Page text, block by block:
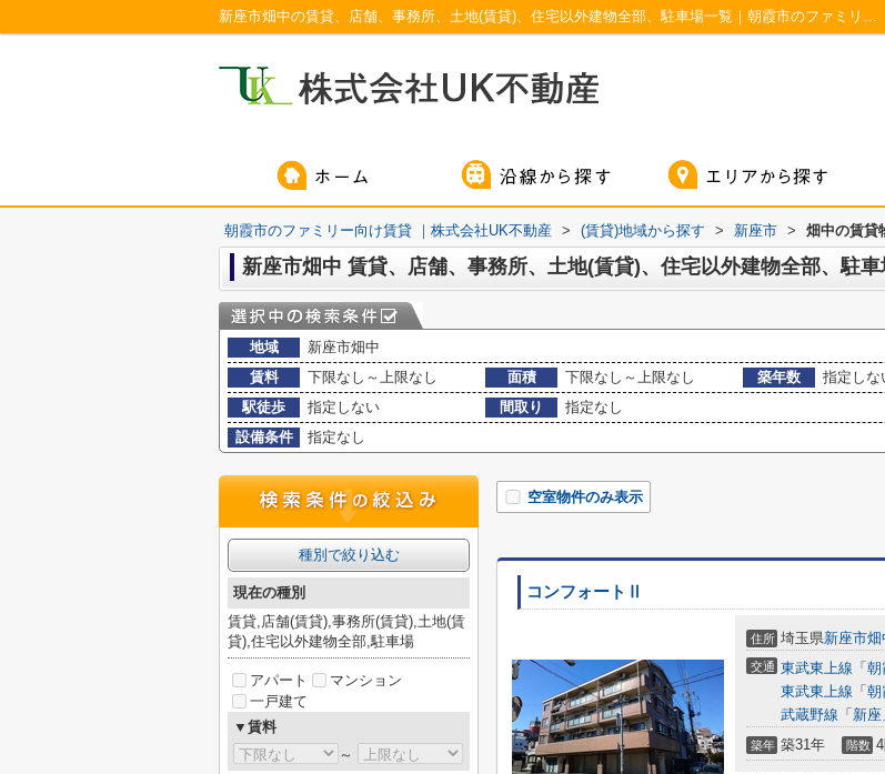
新座市畑中の賃貸、店舗、事務所、土地(賃貸)、住宅以外建物全部、駐車場一覧｜朝霞市のファミリー向け賃貸 ｜株式会社UK不動産
朝霞市のファミリー向け賃貸 ｜株式会社UK不動産 > (賃貸)地域から探す > 新座市 > 畑中の賃貸
新座市畑中 賃貸、店舗、事務所、土地(賃貸)、住宅以外建物全部、駐
地域
新座市畑中
賃料
下限なし～上限なし 面積 下限なし～上限なし 築年数
指定しな
駅徒歩
指定しない 間取り
指定なし
設備条件
指定なし
空室物件のみ表示
コンフォートⅡ
住所 埼玉県新座市畑
交通 東武東上線 「 朝
東武東上線 「 朝
武蔵野線 「 新座
築年 築31年 階数
種別で絞り込む
現在の種別
賃貸,店舗(賃貸),事務所(賃貸),土地(賃
貸),住宅以外建物全部,駐車場
アパート
マンション
一戸建て
▼賃料
～